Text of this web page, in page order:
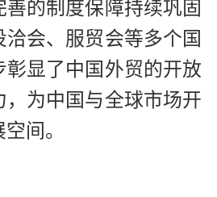
的制度保障持续巩固
会、服贸会等多个国
彰显了中国外贸的开放
，为中国与全球市场开
间。